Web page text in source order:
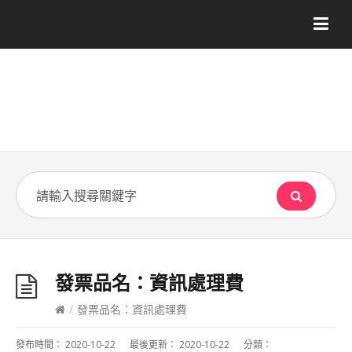
發票品名：資訊處理費
/ 發票品名：資訊處理費
發布時間： 2020-10-22 最後更新： 2020-10-22 分類：